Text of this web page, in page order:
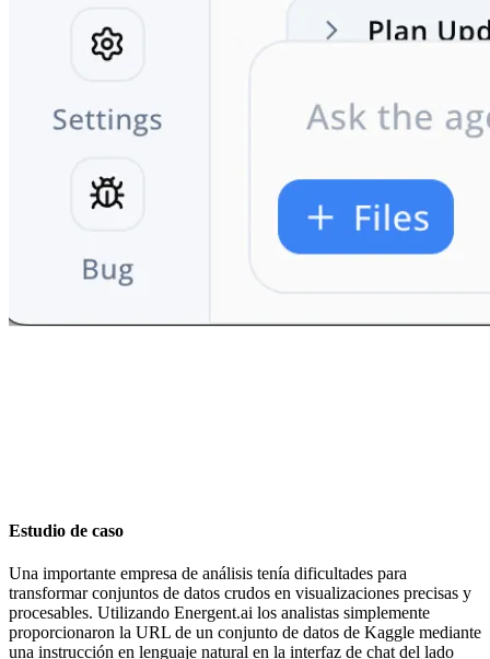
Estudio de caso
Una importante empresa de análisis tenía dificultades para
transformar conjuntos de datos crudos en visualizaciones precisas y
procesables. Utilizando Energent.ai los analistas simplemente
proporcionaron la URL de un conjunto de datos de Kaggle mediante
una instrucción en lenguaje natural en la interfaz de chat del lado